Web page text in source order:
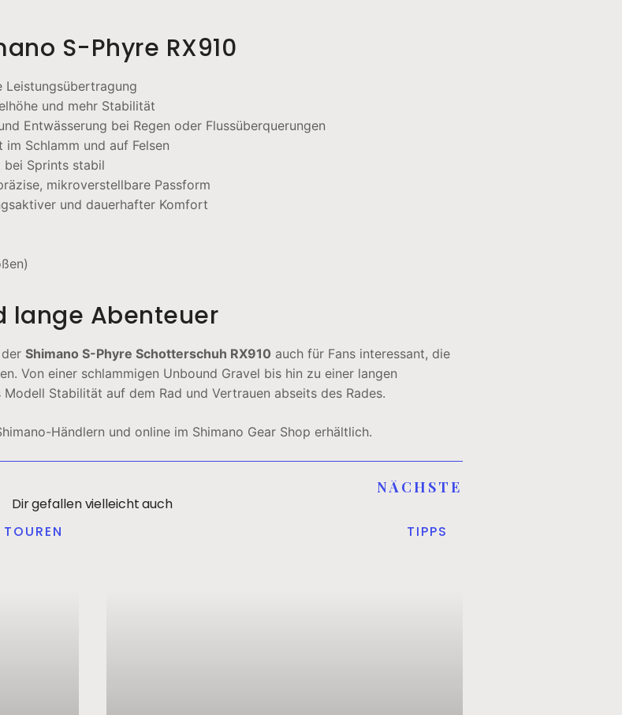
S-Phyre RX910
Leistungsübertragung
und mehr Stabilität
Entwässerung bei Regen oder Flussüberquerungen
Schlamm und auf Felsen
Sprints stabil
mikroverstellbare Passform
und dauerhafter Komfort
lange Abenteuer
Shimano S-Phyre Schotterschuh RX910 auch für Fans interessant, die
Von einer schlammigen Unbound Gravel bis hin zu einer langen
Stabilität auf dem Rad und Vertrauen abseits des Rades.
Händlern und online im Shimano Gear Shop erhältlich.
NÄCHSTE
Dir gefallen vielleicht auch
TOUREN
TIPPS